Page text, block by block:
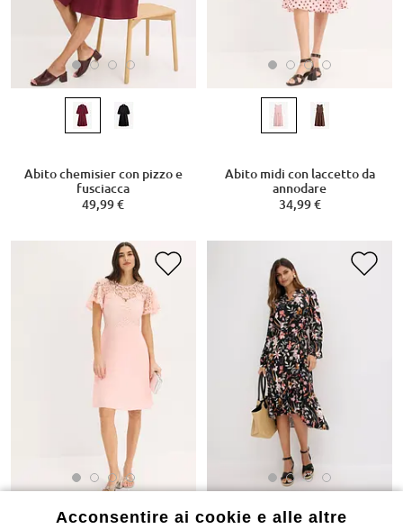
Abito chemisier con pizzo e
fusciacca
49,99 €
Abito midi con laccetto da
annodare
34,99 €
Acconsentire ai cookie e alle altre